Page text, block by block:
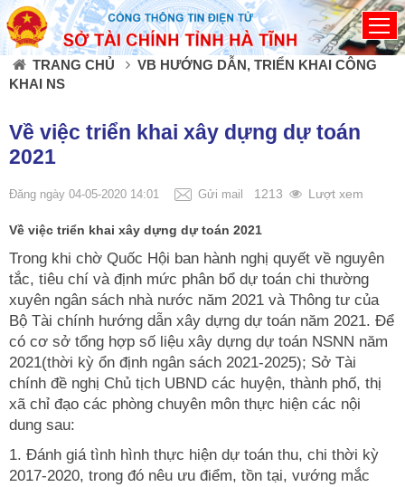
TRANG CHỦ
VB HƯỚNG DẪN, TRIỂN KHAI CÔNG
KHAI NS
Về việc triển khai xây dựng dự toán
2021
Đăng ngày 04-05-2020 14:01 Gửi mail 1213 Lượt xem
Về việc triển khai xây dựng dự toán 2021
Trong khi chờ Quốc Hội ban hành nghị quyết về nguyên
tắc, tiêu chí và định mức phân bổ dự toán chi thường
xuyên ngân sách nhà nước năm 2021 và Thông tư của
Bộ Tài chính hướng dẫn xây dựng dự toán năm 2021. Để
có cơ sở tổng hợp số liệu xây dựng dự toán NSNN năm
2021(thời kỳ ổn định ngân sách 2021-2025); Sở Tài
chính đề nghị Chủ tịch UBND các huyện, thành phố, thị
xã chỉ đạo các phòng chuyên môn thực hiện các nội
dung sau:
1. Đánh giá tình hình thực hiện dự toán thu, chi thời kỳ
2017-2020, trong đó nêu ưu điểm, tồn tại, vướng mắc
Đã kết nối EMC